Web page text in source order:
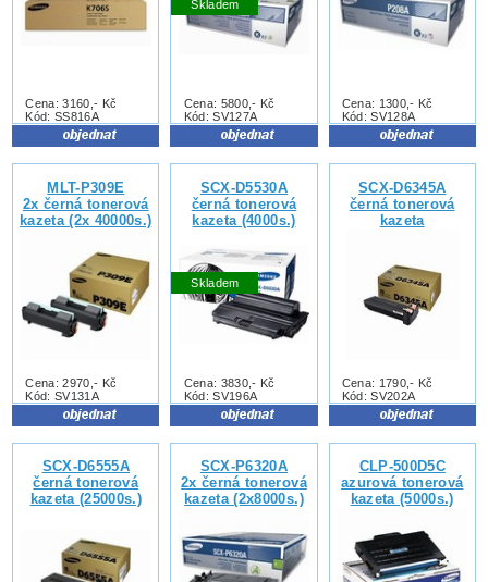
Cena: 3160,- Kč
Kód: SS816A
Skladem
Cena: 5800,- Kč
Kód: SV127A
Cena: 1300,- Kč
Kód: SV128A
MLT-P309E
2x černá tonerová
kazeta (2x 40000s.)
Cena: 2970,- Kč
Kód: SV131A
SCX-D5530A
černá tonerová
kazeta (4000s.)
Skladem
Cena: 3830,- Kč
Kód: SV196A
SCX-D6345A
černá tonerová
kazeta
Cena: 1790,- Kč
Kód: SV202A
SCX-D6555A
černá tonerová
kazeta (25000s.)
SCX-P6320A
2x černá tonerová
kazeta (2x8000s.)
CLP-500D5C
azurová tonerová
kazeta (5000s.)